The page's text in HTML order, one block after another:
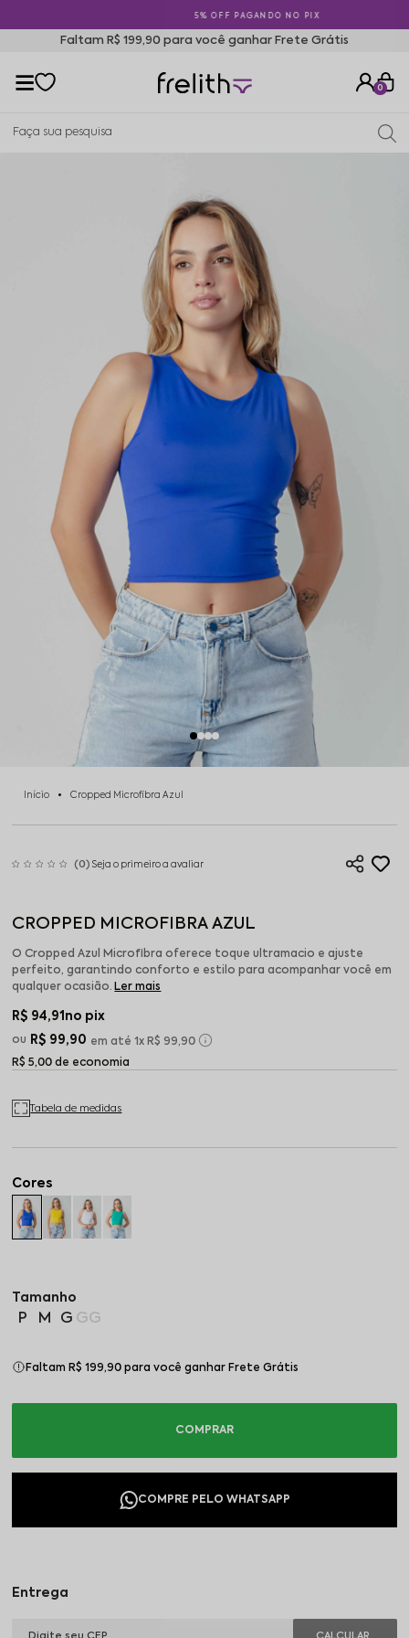
5% OFF PAGANDO NO PIX
Faltam R$ 199,90 para você ganhar Frete Grátis
0
Início Cropped Microfibra Azul
(0) Seja o primeiro a avaliar
CROPPED MICROFIBRA AZUL
O Cropped Azul Microfibra oferece toque ultramacio e ajuste
perfeito, garantindo conforto e estilo para acompanhar você em
qualquer ocasião. Ler mais
R$ 94,91 no pix
R$ 99,90
1x R$ 99,90
R$ 5,00 de economia
Tabela de medidas
P M G GG
Faltam R$ 199,90 para você ganhar Frete Grátis